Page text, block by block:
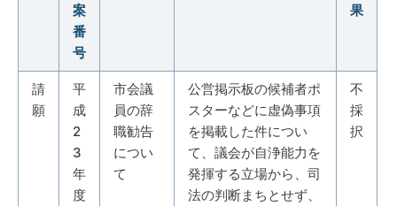
案
番
号
果
請
願
平
成
2
3
年
度
市会議
員の辞
職勧告
につい
て
公営掲示板の候補者ポ
スターなどに虚偽事項
を掲載した件につい
て、議会が自浄能力を
発揮する立場から、司
法の判断まちとせず、
不
採
択